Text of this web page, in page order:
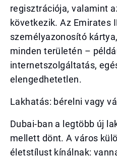
regisztrációja, valamint
következik. Az Emirates
személyazonosító
minden területén –
internetszolgáltatás,
elengedhetetlen.
Lakhatás: bérelni vagy
Dubai-ban a legtöbb új
mellett dönt. A város
életstílust kínálnak: